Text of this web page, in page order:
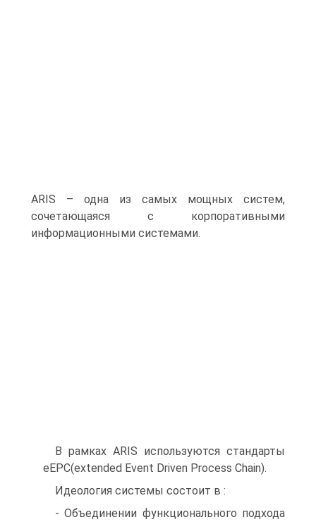
ARIS – одна из самых мощных систем,
сочетающаяся с корпоративными
информационными системами.
В рамках ARIS используются стандарты
eEPC(extended Event Driven Process Chain).
Идеология системы состоит в :
- Объединении функционального подхода